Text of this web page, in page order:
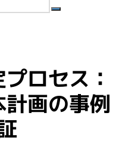
ロセス：
画の事例